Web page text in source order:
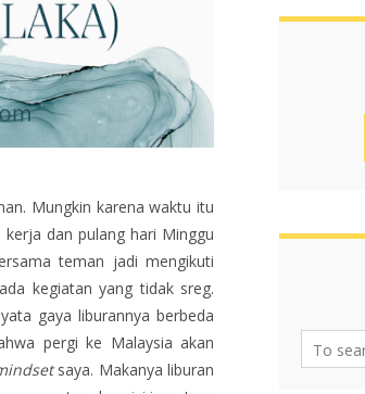
Mungkin karena waktu itu
dan pulang hari Minggu
teman jadi mengikuti
kegiatan yang tidak sreg.
gaya liburannya berbeda
pergi ke Malaysia akan
saya. Makanya liburan